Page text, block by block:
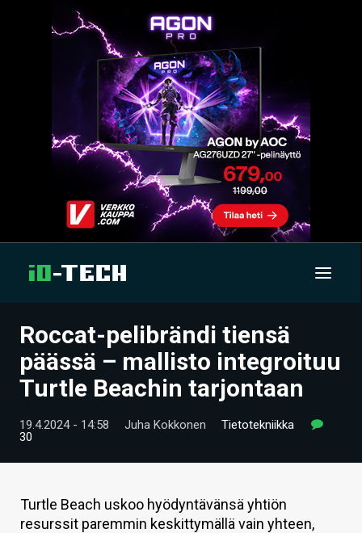
UUTISET
ARTIKKELIT
VIDEOT
HINTA.FI
Roccat-pelibrändi tiensä
päässä – mallisto integroituu
Turtle Beachin tarjontaan
19.4.2024 - 14:58 Juha Kokkonen
Tietotekniikka
30
Turtle Beach uskoo hyödyntävänsä yhtiön
resurssit paremmin keskittymällä vain yhteen,